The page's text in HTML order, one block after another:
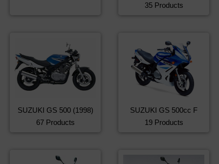
35 Products
SUZUKI GS 500 (1998)
67 Products
SUZUKI GS 500cc F
19 Products